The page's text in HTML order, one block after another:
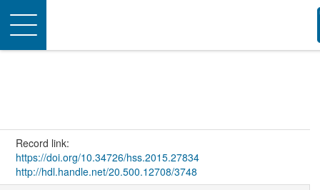
Toggle
navigation
Record link:
https://doi.org/10.34726/hss.2015.27834
http://hdl.handle.net/20.500.12708/3748